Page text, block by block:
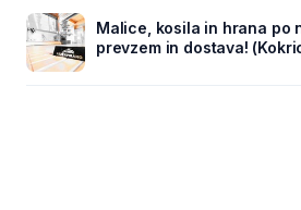
Malice, kosila in hrana po
prevzem in dostava!